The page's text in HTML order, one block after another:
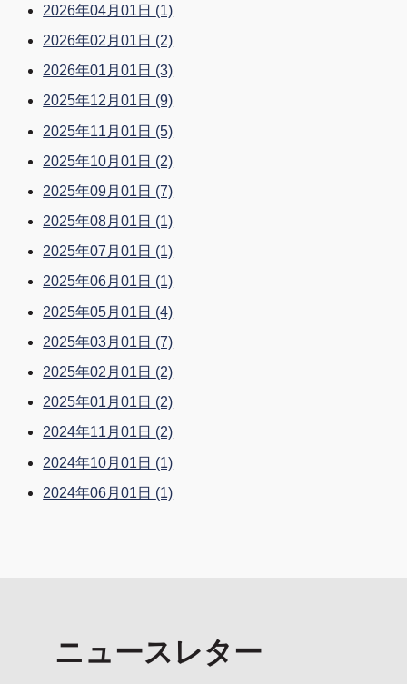
2026年04月01日 (1)
2026年02月01日 (2)
2026年01月01日 (3)
2025年12月01日 (9)
2025年11月01日 (5)
2025年10月01日 (2)
2025年09月01日 (7)
2025年08月01日 (1)
2025年07月01日 (1)
2025年06月01日 (1)
2025年05月01日 (4)
2025年03月01日 (7)
2025年02月01日 (2)
2025年01月01日 (2)
2024年11月01日 (2)
2024年10月01日 (1)
2024年06月01日 (1)
ニュースレター